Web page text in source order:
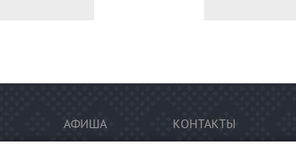
АФИША КОНТАКТЫ